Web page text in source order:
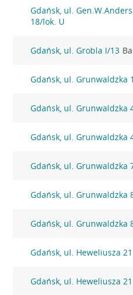
Gdańsk, ul.
18/lok. U
Gdańsk, ul. Grobla I/13
Gdańsk, ul. Grunwaldzka
Gdańsk, ul. Grunwaldzka
Gdańsk, ul. Grunwaldzka
Gdańsk, ul. Grunwaldzka
Gdańsk, ul. Grunwaldzka
Gdańsk, ul. Grunwaldzka
Gdańsk, ul. Heweliusza 21
Gdańsk, ul. Heweliusza 21